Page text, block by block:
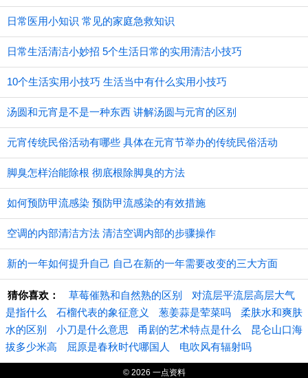
日常医用小知识 常见的家庭急救知识
日常生活清洁小妙招 5个生活日常的实用清洁小技巧
10个生活实用小技巧 生活当中有什么实用小技巧
汤圆和元宵是不是一种东西 讲解汤圆与元宵的区别
元宵传统民俗活动有哪些 具体在元宵节举办的传统民俗活动
脚臭怎样治能除根 彻底根除脚臭的方法
如何预防甲流感染 预防甲流感染的有效措施
空调的内部清洁方法 清洁空调内部的步骤操作
新的一年如何提升自己 自己在新的一年需要改变的三大方面
猜你喜欢： 草莓催熟和自然熟的区别
对流层平流层高层大气
是指什么
石榴代表的象征意义 葱姜蒜是荤菜吗
柔肤水和爽肤
水的区别
小刀是什么意思 甬剧的艺术特点是什么
昆仑山口海
拔多少米高
屈原是春秋时代哪国人 电吹风有辐射吗
© 2026 一点资料